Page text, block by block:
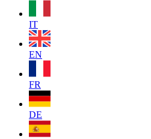
IT
EN
FR
DE